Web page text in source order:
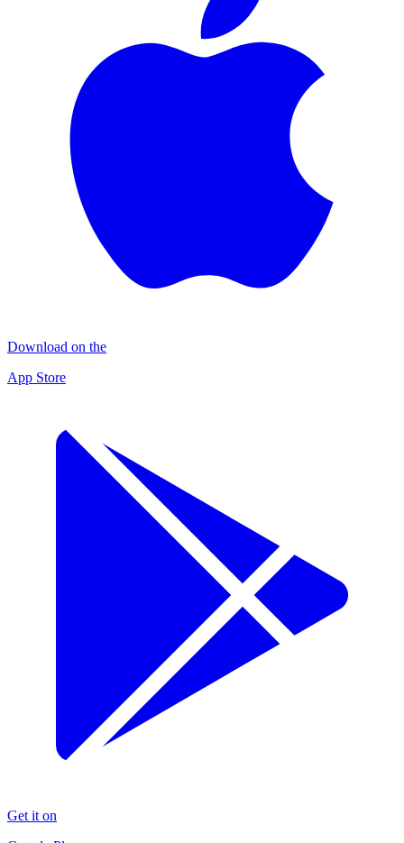
Download on the
App Store
Get it on